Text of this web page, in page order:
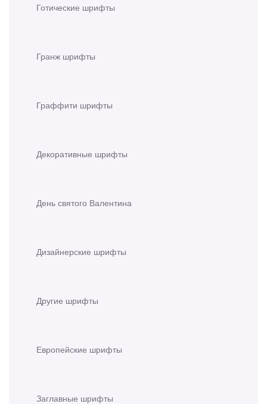
Готические шрифты
Гранж шрифты
Граффити шрифты
Декоративные шрифты
День святого Валентина
Дизайнерские шрифты
Другие шрифты
Европейские шрифты
Заглавные шрифты